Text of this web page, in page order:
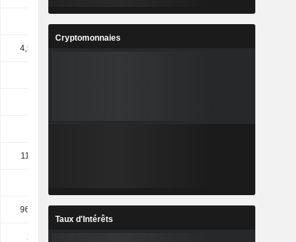
4,58 Md
11,83 M
96,21 M
248 M
Cryptomonnaies
Taux d'Intérêts